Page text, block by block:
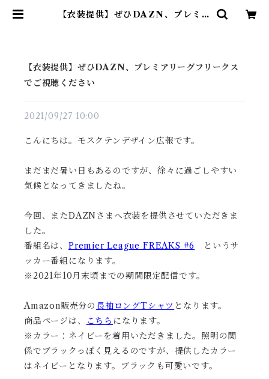
【衣装提供】ぜひDAZN、プレミア
【衣装提供】ぜひDAZN、プレミアリーグフリークス
でご視聴ください
2021/09/27 10:00
こんにちは。モスクテンデザイン広報です。
まだまだ暑い日もあるのですが、徐々に過ごしやすい
気候となってきましたね。
今回、またDAZNさまへ衣装を提供させていただきま
した。
番組名は、 Premier League FREAKS #6 というサ
ッカー番組になります。
※2021年10月末頃までの期間限定配信です。
Amazon販売分の 長袖ロングTシャツ となります。
商品ページは、
こちら になります。
※カラー：ネイビーを着用いただきました。照明の関
係でブラックっぽく見えるのですが、提供したカラー
はネイビーとなります。ブラックも可愛いです。